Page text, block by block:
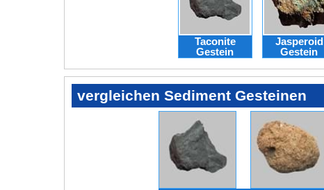
Taconite
Gestein
Jasperoid
Gestein
vergleichen Sediment Gesteinen